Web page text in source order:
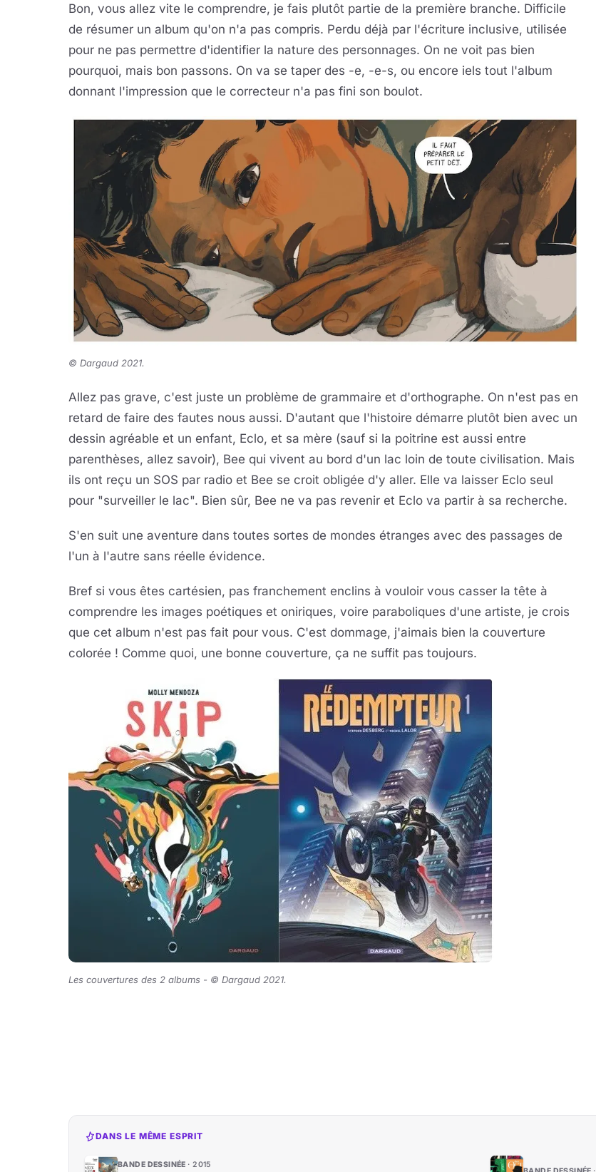
Bon, vous allez vite le comprendre, je fais plutôt partie de la première branche. Difficile
de résumer un album qu'on n'a pas compris. Perdu déjà par l'écriture inclusive, utilisée
pour ne pas permettre d'identifier la nature des personnages. On ne voit pas bien
pourquoi, mais bon passons. On va se taper des -e, -e-s, ou encore iels tout l'album
donnant l'impression que le correcteur n'a pas fini son boulot.
© Dargaud 2021.
Allez pas grave, c'est juste un problème de grammaire et d'orthographe. On n'est pas en
retard de faire des fautes nous aussi. D'autant que l'histoire démarre plutôt bien avec un
dessin agréable et un enfant, Eclo, et sa mère (sauf si la poitrine est aussi entre
parenthèses, allez savoir), Bee qui vivent au bord d'un lac loin de toute civilisation. Mais
ils ont reçu un SOS par radio et Bee se croit obligée d'y aller. Elle va laisser Eclo seul
pour "surveiller le lac". Bien sûr, Bee ne va pas revenir et Eclo va partir à sa recherche.
S'en suit une aventure dans toutes sortes de mondes étranges avec des passages de
l'un à l'autre sans réelle évidence.
Bref si vous êtes cartésien, pas franchement enclins à vouloir vous casser la tête à
comprendre les images poétiques et oniriques, voire paraboliques d'une artiste, je crois
que cet album n'est pas fait pour vous. C'est dommage, j'aimais bien la couverture
colorée ! Comme quoi, une bonne couverture, ça ne suffit pas toujours.
Les couvertures des 2 albums - © Dargaud 2021.
DANS LE MÊME ESPRIT
BANDE DESSINÉE 2015